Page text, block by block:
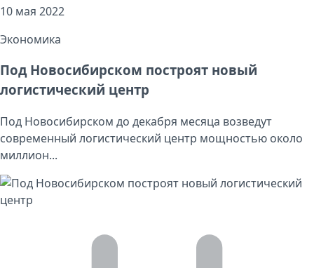
10 мая 2022
Экономика
Под Новосибирском построят новый
логистический центр
Под Новосибирском до декабря месяца возведут
современный логистический центр мощностью около
миллион...